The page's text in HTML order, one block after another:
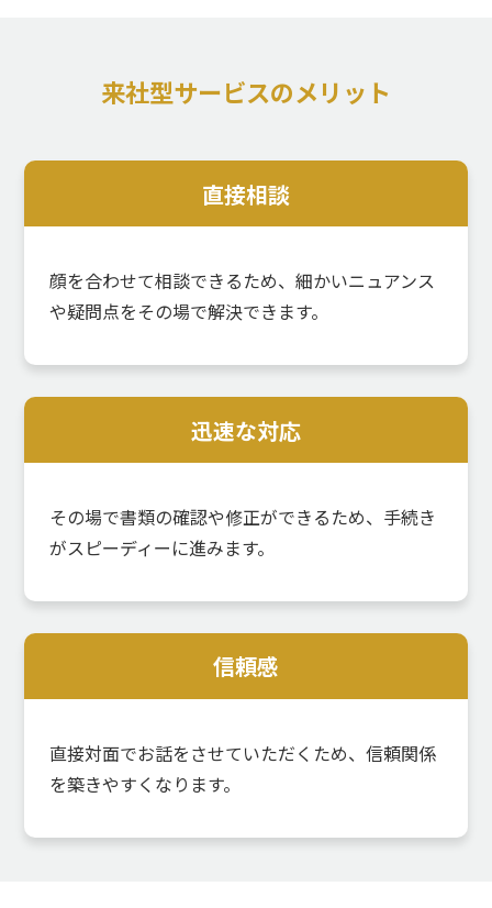
来社型サービスのメリット
直接相談
顔を合わせて相談できるため、細かいニュアンス
や疑問点をその場で解決できます。
迅速な対応
その場で書類の確認や修正ができるため、手続き
がスピーディーに進みます。
信頼感
直接対面でお話をさせていただくため、信頼関係
を築きやすくなります。